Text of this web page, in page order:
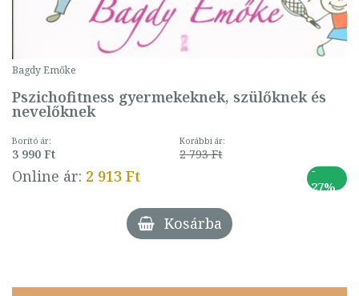
Bagdy Emőke
Pszichofitness gyermekeknek, szülőknek és
nevelőknek
Borító ár:
3 990 Ft
Korábbi ár:
2 793 Ft
Online ár: 2 913 Ft
-
27%
Kosárba